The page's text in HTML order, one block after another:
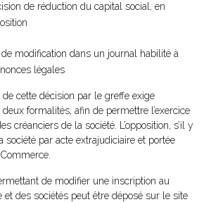
de réduction du capital social, en
modification dans un journal habilité à
légales
de cette décision par le greffe exige
deux formalités, afin de permettre l’exercice
créanciers de la société. L’opposition, s’il y
société par acte extrajudiciaire et portée
de modifier une inscription au
des sociétés peut être déposé sur le site